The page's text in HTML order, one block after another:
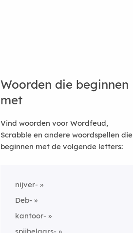
Woorden die beginnen
met
Vind woorden voor Wordfeud,
Scrabble en andere woordspellen die
beginnen met de volgende letters:
nijver-
Deb-
kantoor-